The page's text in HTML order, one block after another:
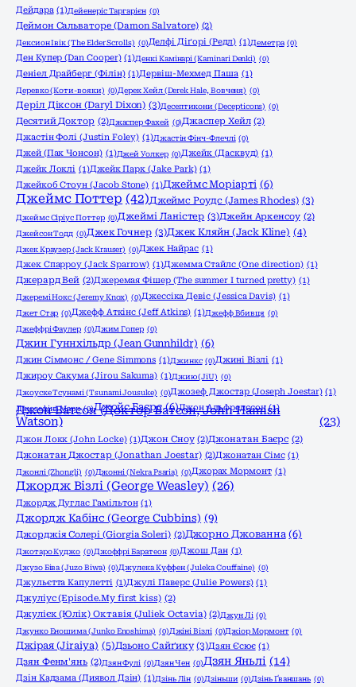
Дейдара (1)Дейенеріс Таргарієн (0)
Деймон Сальваторе (Damon Salvatore) (2)
Дексион Івік (The Elder Scrolls) (0)Делфі Діґорі (Редл) (1)Деметра (0)
Ден Купер (Dan Cooper) (1)Денкі Камінарі (Kaminari Denki) (0)
Деніел Драйберг (Філін) (1)Дервіш-Мехмед Паша (1)
Деревко (Коти-вояки) (0)Дерек Хейл (Derek Hale, Вовченя) (0)
Деріл Діксон (Daryl Dixon) (3)Десептикони (Decepticons) (0)
Десятий Доктор (2)Джаспер Фахей (0)Джаспер Хейл (2)
Джастін Фолі (Justin Foley) (1)Джастін Фінч-Флечлі (0)
Джей (Пак Чонсон) (1)Джей Уолкер (0)Джейк (Дасквуд) (1)
Джейк Локлі (1)Джейк Парк (Jake Park) (1)
Джейкоб Стоун (Jacob Stone) (1)Джеймс Моріарті (6)
Джеймс Поттер (42)Джеймс Роудс (James Rhodes) (3)
Джеймс Сіріус Поттер (0)Джеймі Ланістер (3)Джейн Аркенсоу (2)
Джейсон Тодд (0)Джек Гочнер (3)Джек Кляйн (Jack Kline) (4)
Джек Краузер (Jack Krauser) (0)Джек Найрас (1)
Джек Спарроу (Jack Sparrow) (1)Джемма Стайлс (One direction) (1)
Джерард Вей (2)Джеремая Фішер (The summer I turned pretty) (1)
Джеремі Нокс (Jeremy Knox) (0)Джессіка Девіс (Jessica Davis) (1)
Джет Стар (0)Джефф Аткінс (Jeff Atkins) (1)Джефф Вбивця (0)
Джеффрі Фаулер (0)Джим Гопер (0)
Джин Гуннхільдр (Jean Gunnhildr) (6)
Джин Сіммонс / Gene Simmons (1)Джинкс (0)Джині Візлі (1)
Джироу Сакума (Jirou Sakuma) (1)Джию (JiU) (0)
Джоyске Тсунамі (Tsunami Jousuke) (0)Джозеф Джостар (Joseph Joestar) (1)
Джозефіна Марч (0)Джойс Баєрс (6)Джон Альфредссон (1)
Джон Ватсон (Доктор Ватсон, John Hamish
Watson)
(23)
Джон Локк (John Locke) (1)Джон Сноу (2)Джонатан Баєрс (2)
Джонатан Джостар (Jonathan Joestar) (2)Джонатан Сімс (1)
Джонлі (Zhongli) (0)Джонні (Nekra Psaria) (0)Джорах Мормонт (1)
Джордж Візлі (George Weasley) (26)
Джордж Дуглас Гамільтон (1)
Джордж Кабінс (George Cubbins) (9)
Джорджія Солері (Giorgia Soleri) (2)Джорно Джованна (6)
Джотаро Куджо (0)Джоффрі Баратеон (0)Джош Дан (1)
Джузо Біва (Juzo Biwa) (0)Джулека Куффен (Juleka Couffaine) (0)
Джульєтта Капулетті (1)Джулі Паверс (Julie Powers) (1)
Джуліус (Episode.My first kiss) (2)
Джулієк (Юлік) Октавія (Juliek Octavia) (2)Джун Лі (0)
Джунко Еношима (Junko Enoshima) (0)Джіні Візлі (0)Джіор Мормонт (0)
Джірая (Jiraiya) (5)Дзьоно Сайґику (3)Дзян Єсює (1)
Дзян Фенм'янь (2)Дзян Фулі (0)Дзян Чен (0)Дзян Яньлі (14)
Дзін Кадзама (Диявол Дзін) (1)Дзінь Лін (0)Дзіньши (0)Дзінь Ґваншань (0)